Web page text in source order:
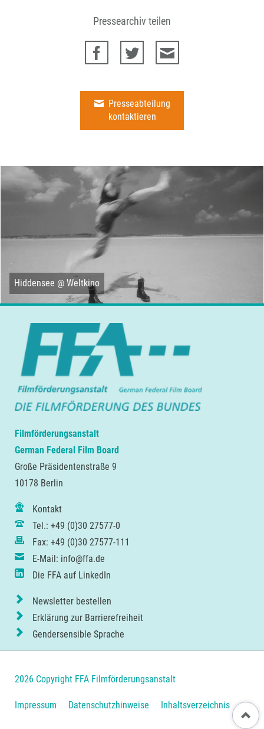
Pressearchiv teilen
Presseabteilung
kontaktieren
Hiddensee @ Weltkino
Filmförderungsanstalt
German Federal Film Board
Große Präsidentenstraße 9
10178 Berlin
Kontakt
Tel.: +49 (0)30 27577-0
Fax: +49 (0)30 27577-111
E-Mail: info@ffa.de
Die FFA auf LinkedIn
Newsletter bestellen
Erklärung zur Barrierefreiheit
Gendersensible Sprache
2026 Copyright FFA Filmförderungsanstalt
Navigation
Impressum Datenschutzhinweise Inhaltsverzeichnis Nach